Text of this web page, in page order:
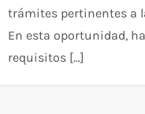
trámites pertinentes a
En esta oportunidad,
requisitos […]